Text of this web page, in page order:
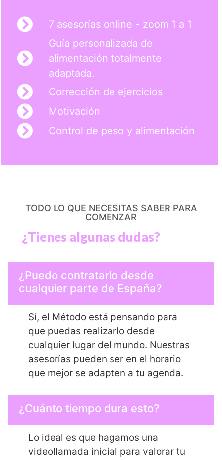
7 asesorías online - zoom 1 a 1
Guía personalizada de
alimentación totalmente
adaptada.
Corrección de ejercicios
Motivación
Control de peso y alimentación
TODO LO QUE NECESITAS SABER PARA
COMENZAR
¿Tienes algunas dudas?
¿Puedo contratarlo desde
cualquier parte de España?
Sí, el Método está pensando para
que puedas realizarlo desde
cualquier lugar del mundo. Nuestras
asesorías pueden ser en el horario
que mejor se adapten a tu agenda.
¿Cuánto tiempo dura esto?
Lo ideal es que hagamos una
videollamada inicial para valorar tu